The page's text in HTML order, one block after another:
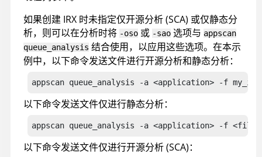
如果创建 IRX 时未指定仅开源分析 (SCA) 或仅静态分
析，则可以在分析时将 -oso 或 -sao 选项与 appscan
queue_analysis 结合使用，以应用这些选项。在本示
例中，以下命令发送文件进行开源分析和静态分析：
appscan queue_analysis -a <application> -f
以下命令发送文件仅进行静态分析：
appscan queue_analysis -a <application> -f
以下命令发送文件仅进行开源分析 (SCA)：